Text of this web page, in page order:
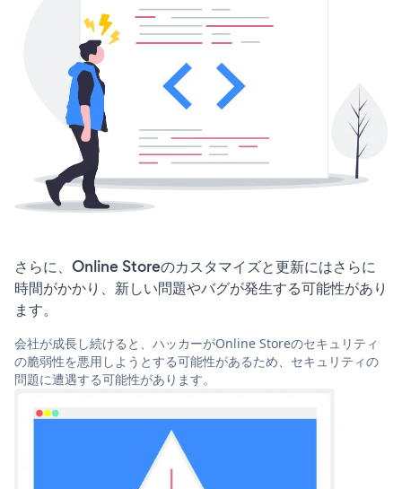
さらに、Online Storeのカスタマイズと更新にはさらに
時間がかかり、新しい問題やバグが発生する可能性があり
ます。
会社が成長し続けると、ハッカーがOnline Storeのセキュリティ
の脆弱性を悪用しようとする可能性があるため、セキュリティの
問題に遭遇する可能性があります。